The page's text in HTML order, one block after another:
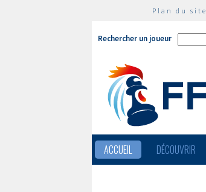
Plan du site
Rechercher un joueur
ACCUEIL DÉCOUVRIR